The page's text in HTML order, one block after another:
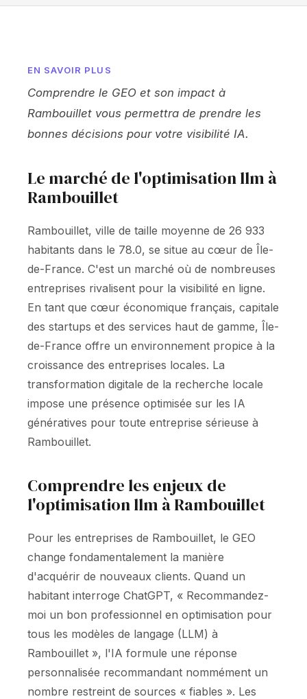
EN SAVOIR PLUS
Comprendre le GEO et son impact à
Rambouillet vous permettra de prendre les
bonnes décisions pour votre visibilité IA.
Le marché de l'optimisation llm à
Rambouillet
Rambouillet, ville de taille moyenne de 26 933
habitants dans le 78.0, se situe au cœur de Île-
de-France. C'est un marché où de nombreuses
entreprises rivalisent pour la visibilité en ligne.
En tant que cœur économique français, capitale
des startups et des services haut de gamme, Île-
de-France offre un environnement propice à la
croissance des entreprises locales. La
transformation digitale de la recherche locale
impose une présence optimisée sur les IA
génératives pour toute entreprise sérieuse à
Rambouillet.
Comprendre les enjeux de
l'optimisation llm à Rambouillet
Pour les entreprises de Rambouillet, le GEO
change fondamentalement la manière
d'acquérir de nouveaux clients. Quand un
habitant interroge ChatGPT, « Recommandez-
moi un bon professionnel en optimisation pour
tous les modèles de langage (LLM) à
Rambouillet », l'IA formule une réponse
personnalisée recommandant nommément un
nombre restreint de sources « fiables ». Les